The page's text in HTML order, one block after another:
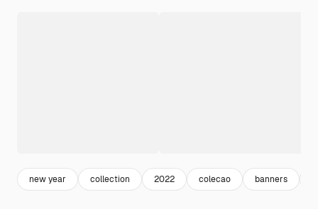
new year collection 2022 colecao banners